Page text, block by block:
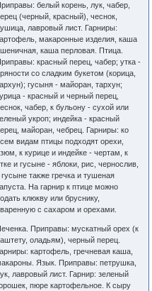
белый корень, лук, чабер,
(черный, красный), чеснок,
лавровый лист. Гарниры:
макаронные изделия, каша
каша перловая. Птица.
красный перец, чабер; утка -
со сладким букетом (корица,
гусыня - майоран, тархун;
- красный и черный перец,
чабер, к бульону - сухой или
укроп; индейка - красный
майоран, чебрец. Гарниры: ко
видам птицы подходят орехи,
к курице и индейке - чертам, к
и гусыне - яблоки, рис, чернослив,
гусыне также гречка и тушеная
На гарнир к птице можно
клюкву или бруснику,
с сахаром и орехами.
Приправы: мускатный орех (к
оладьям), черный перец.
картофель, гречневая каша,
Язык. Приправы: петрушка,
лавровый лист. Гарнир: зеленый
пюре картофельное. К сыру